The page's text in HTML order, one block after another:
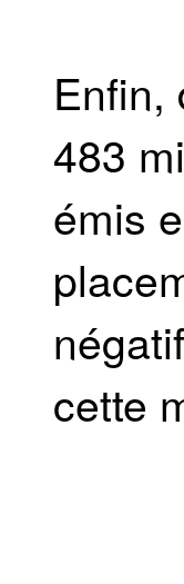
Enfin,
483
émis
cette